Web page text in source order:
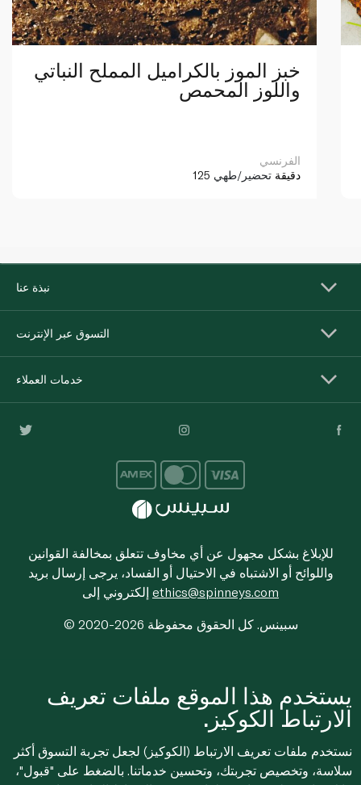
خبز الموز بالكراميل المملح النباتي
واللوز المحمص
الفرنسي
125 دقيقة تحضير/طهي
نبذة عنا
التسوق عبر الإنترنت
خدمات العملاء
للإبلاغ بشكل مجهول عن أي مخاوف تتعلق بمخالفة القوانين
واللوائح أو الاشتباه في الاحتيال أو الفساد، يرجى إرسال بريد
ethics@spinneys.com
© 2020-2026 سبينس. كل الحقوق محفوظة
يستخدم هذا الموقع ملفات تعريف
الارتباط الكوكيز.
نستخدم ملفات تعريف الارتباط (الكوكيز) لجعل تجربة التسوق أكثر
سلاسة، وتخصيص تجربتك، وتحسين خدماتنا. بالضغط على "قبول"،